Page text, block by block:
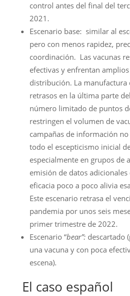
control antes del final del
2021.
Escenario base: similar al
pero con menos rapidez,
coordinación. Las vacunas
efectivas y enfrentan
distribución. La manufactura
retrasos en la última parte
número limitado de puntos
restringen el volumen de
campañas de información
todo el escepticismo inicial
especialmente en grupos de
emisión de datos
eficacia poco a poco alivia
Este escenario retrasa el
pandemia por unos seis
primer trimestre de 2022.
Escenario “bear”:descartado
una vacuna y con poca
escena).
El caso español